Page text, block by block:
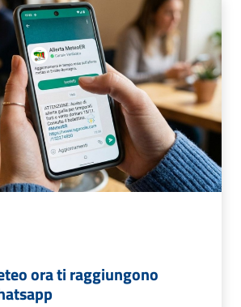
ora ti raggiungono